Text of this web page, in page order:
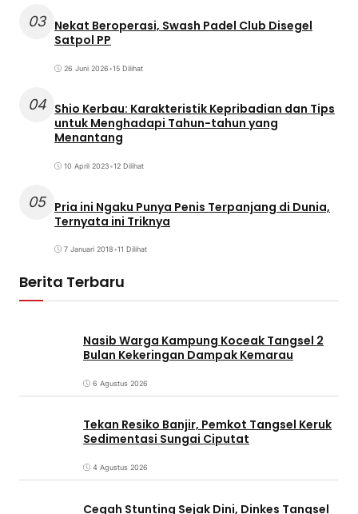
03 Nekat Beroperasi, Swash Padel Club Disegel
Satpol PP
26 Juni 2026•15 Dilihat
04 Shio Kerbau: Karakteristik Kepribadian dan Tips
untuk Menghadapi Tahun-tahun yang
Menantang
10 April 2023•12 Dilihat
05 Pria ini Ngaku Punya Penis Terpanjang di Dunia,
Ternyata ini Triknya
7 Januari 2018•11 Dilihat
Berita Terbaru
Nasib Warga Kampung Koceak Tangsel 2
Bulan Kekeringan Dampak Kemarau
6 Agustus 2026
Tekan Resiko Banjir, Pemkot Tangsel Keruk
Sedimentasi Sungai Ciputat
4 Agustus 2026
Cegah Stunting Sejak Dini, Dinkes Tangsel